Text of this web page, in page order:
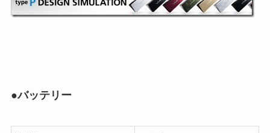
●バッテリー